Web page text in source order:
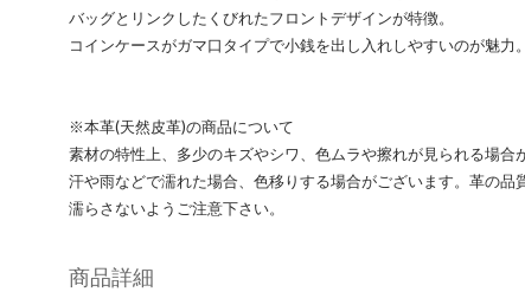
バッグとリンクしたくびれたフロントデザインが特徴。
コインケースがガマ口タイプで小銭を出し入れしやすいのが魅力。
※本革(天然皮革)の商品について
素材の特性上、多少のキズやシワ、色ムラや擦れが見られる場合
汗や雨などで濡れた場合、色移りする場合がございます。革の品
濡らさないようご注意下さい。
商品詳細